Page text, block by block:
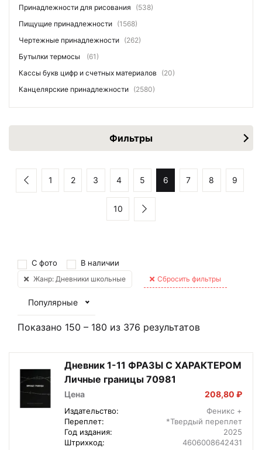
Принадлежности для рисования
(538)
Пищущие принадлежности (1568)
Чертежные принадлежности (262)
Бутылки термосы
(61)
Кассы букв цифр и счетных материалов
(20)
Канцелярские принадлежности (2580)
Фильтры
1 2 3 4 5 6 7 8 9
10
С фото В наличии
Жанр: Дневники школьные Сбросить фильтры
Популярные
Показано 150 – 180 из 376 результатов
Дневник 1-11 ФРАЗЫ С ХАРАКТЕРОМ
Личные границы 70981
Цена 208,80 ₽
Издательство:
Феникс +
Переплет:
*Твердый переплет
Год издания:
2025
Штрихкод:
4606008642431